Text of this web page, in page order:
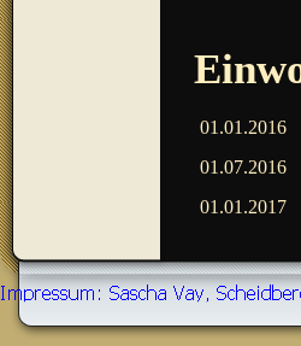
01.01.2016
01.07.2016
01.01.2017